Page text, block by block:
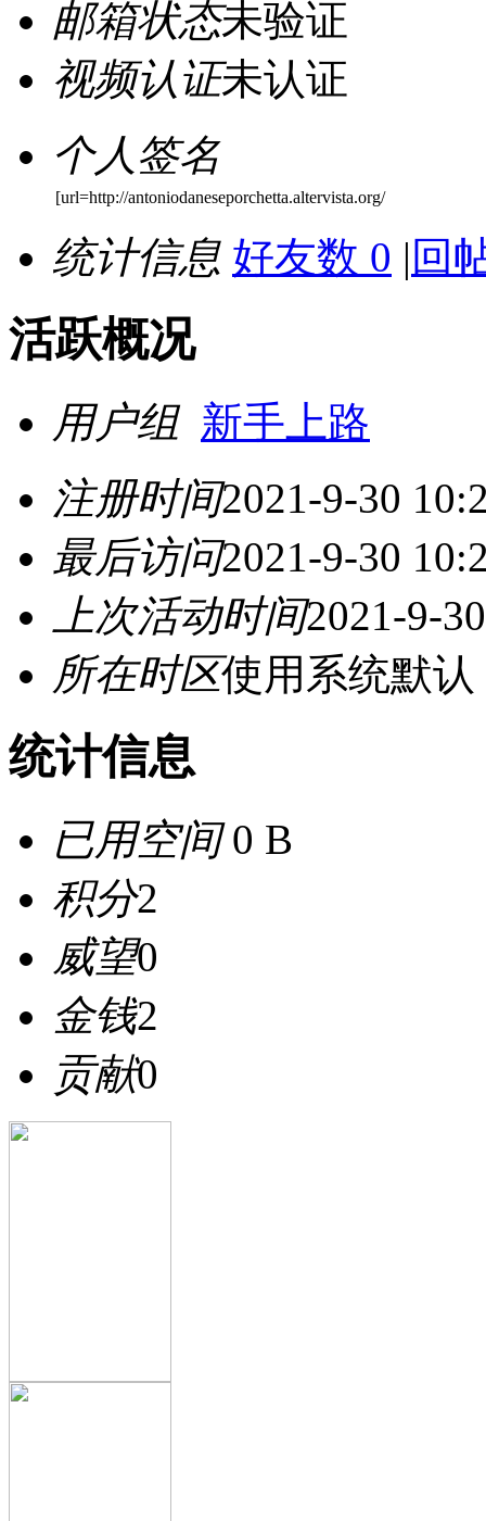
邮箱状态未验证
视频认证未认证
个人签名
[url=http://antoniodaneseporchetta.altervista.org/
统计信息 好友数 0 | 回
活跃概况
用户组 新手上路
注册时间2021-9-30
最后访问2021-9-30
上次活动时间2021-9-
所在时区使用系统默认
统计信息
已用空间0 B
积分2
威望0
金钱2
贡献0